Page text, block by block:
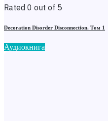
Rated 0 out of 5
Decoration Disorder Disconnection. Том 1
Аудиокнига